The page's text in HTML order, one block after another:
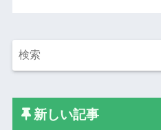
新しい記事